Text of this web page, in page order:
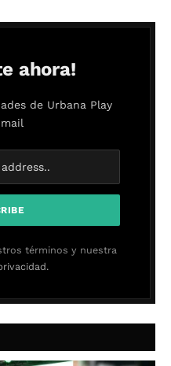
ahora!
de Urbana Play
términos y nuestra